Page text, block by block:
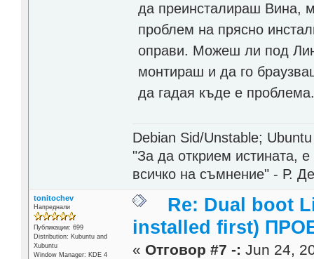
да преинсталираш Вина,
проблем на прясно
оправи. Можеш ли под
монтираш и да го
да гадая къде е
Debian Sid/Unstable;
"За да открием истината,
всичко на съмнение" - Р.
tonitochev
Напреднали
Публикации: 699
Distribution: Kubuntu and
Xubuntu
Window Manager: KDE 4
Re: Dual boot
installed first)
« Отговор #7 -: Jun 24,